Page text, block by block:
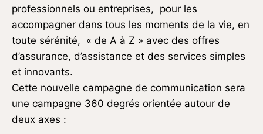
professionnels ou entreprises, pour les
accompagner dans tous les moments de la vie, en
toute sérénité, « de A à Z » avec des offres
d’assurance, d’assistance et des services simples
et innovants.
Cette nouvelle campagne de communication sera
une campagne 360 degrés orientée autour de
deux axes :